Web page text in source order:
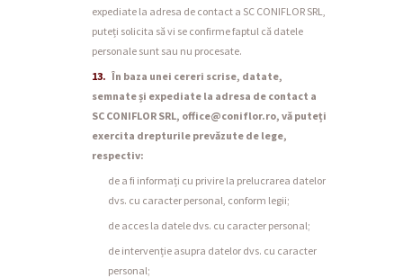
expediate la adresa de contact a SC CONIFLOR SRL,
puteți solicita să vi se confirme faptul că datele
personale sunt sau nu procesate.
În baza unei cereri scrise, datate,
semnate și expediate la adresa de contact a
SC CONIFLOR SRL, office@coniflor.ro, vă puteți
exercita drepturile prevăzute de lege,
respectiv:
de a fi informați cu privire la prelucrarea datelor
dvs. cu caracter personal, conform legii;
de acces la datele dvs. cu caracter personal;
de intervenție asupra datelor dvs. cu caracter
personal;